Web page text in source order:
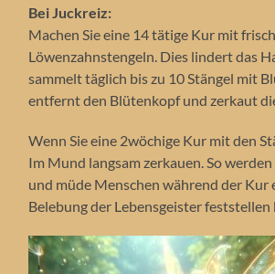
Bei Juckreiz:
Machen Sie eine 14 tätige Kur mit
Löwenzahnstengeln. Dies lindert das
sammelt täglich bis zu 10 Stängel mit
entfernt den Blütenkopf und zerkaut
Wenn Sie eine 2wöchige Kur mit den
Im Mund langsam zerkauen. So
und müde Menschen während der Kur
Belebung der Lebensgeister feststellen